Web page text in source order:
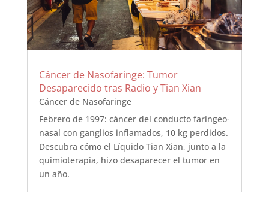
Cáncer de Nasofaringe: Tumor
Desaparecido tras Radio y Tian Xian
Cáncer de Nasofaringe
Febrero de 1997: cáncer del conducto faríngeo-
nasal con ganglios inflamados, 10 kg perdidos.
Descubra cómo el Líquido Tian Xian, junto a la
quimioterapia, hizo desaparecer el tumor en
un año.